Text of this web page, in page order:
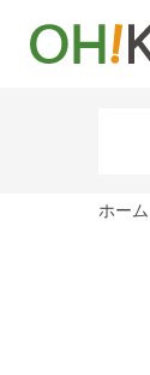
ホーム